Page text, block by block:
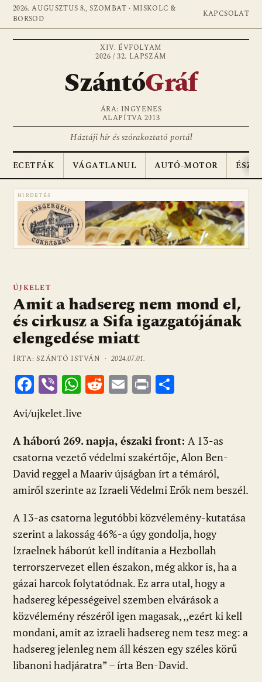
2026. AUGUSZTUS 8., SZOMBAT · MISKOLC &
BORSOD
KAPCSOLAT
XIV. ÉVFOLYAM
2026 / 32. LAPSZÁM
SzántóGráf
ÁRA: INGYENES
ALAPÍTVA 2013
Háztáji hír és szórakoztató portál
ECETFÁK VÁGATLANUL AUTÓ-MOTOR
HIRDETÉS
ÚJKELET
Amit a hadsereg nem mond el,
és cirkusz a Sifa igazgatójának
elengedése miatt
ÍRTA: SZÁNTÓ ISTVÁN ·2024.07.01.
F
ac
e
b
o
o
k
Vi
b
er
W
at
s
A
p
p
R
di
t
E
l
Pr
m
e
g
Avi/ujkelet.live
A háború 269. napja, északi front: A 13-as
csatorna vezető védelmi szakértője, Alon Ben-
David reggel a Maariv újságban írt a témáról,
amiről szerinte az Izraeli Védelmi Erők nem beszél.
A 13-as csatorna legutóbbi közvélemény-kutatása
szerint a lakosság 46%-a úgy gondolja, hogy
Izraelnek háborút kell indítania a Hezbollah
terrorszervezet ellen északon, még akkor is, ha a
gázai harcok folytatódnak. Ez arra utal, hogy a
hadsereg képességeivel szemben elvárások a
közvélemény részéről igen magasak, ,,ezért ki kell
mondani, amit az izraeli hadsereg nem tesz meg: a
hadsereg jelenleg nem áll készen egy széles körű
libanoni hadjáratra” – írta Ben-David.